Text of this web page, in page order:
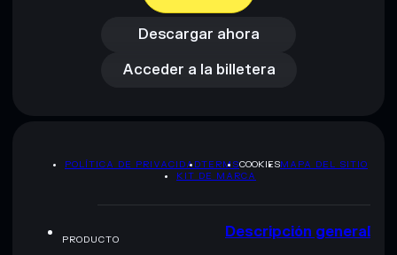
Descargar ahora
Acceder a la billetera
Acceder a la billetera
POLÍTICA DE PRIVACIDADTERMSCOOKIESMAPA DEL SITIO
KIT DE MARCA
PRODUCTO Descripción general